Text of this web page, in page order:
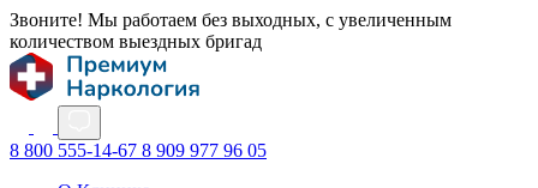
Звоните! Мы работаем без выходных, с увеличенным
количеством выездных бригад
8 800 555-14-67 8 909 977 96 05